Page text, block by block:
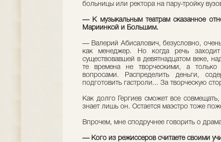
больницы или ректора на пару-тройку
— К музыкальным театрам сказанное
Мариинкой и Большим.
— Валерий Абисалович, безусловно,
как менеджер. Но когда речь
существовавшей в девятнадцатом веке,
те времена не творческими, а только
вопросами. Распределить деньги,
подготовить гастроли... За творческую
Как долго Гергиев сможет все
знает лишь он. Остается маэстро тоже
Впрочем, мне сподручнее говорить о
— Кого из режиссеров считаете своими